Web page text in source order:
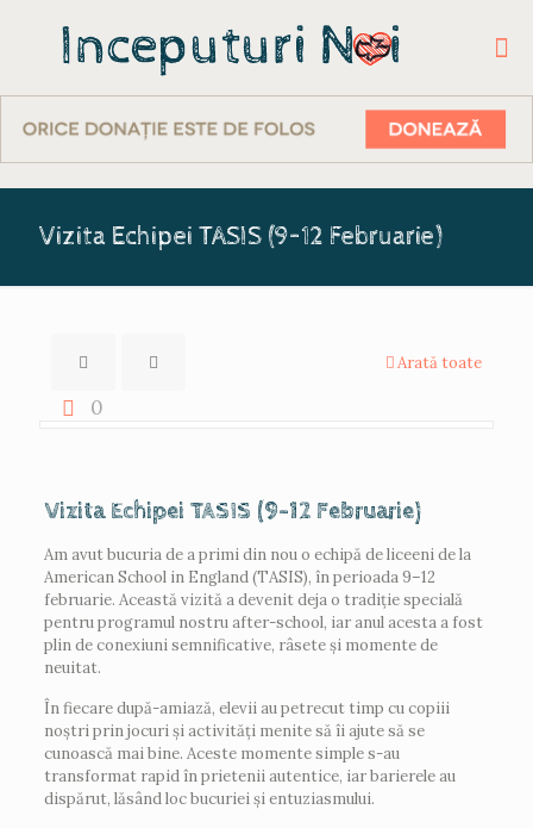
Vizita Echipei TASIS (9–12 Februarie)
Arată toate
0
Vizita Echipei TASIS (9–12 Februarie)
Am avut bucuria de a primi din nou o echipă de liceeni de la
American School in England (TASIS), în perioada 9–12
februarie. Această vizită a devenit deja o tradiție specială
pentru programul nostru after-school, iar anul acesta a fost
plin de conexiuni semnificative, râsete și momente de
neuitat.
În fiecare după-amiază, elevii au petrecut timp cu copiii
noștri prin jocuri și activități menite să îi ajute să se
cunoască mai bine. Aceste momente simple s-au
transformat rapid în prietenii autentice, iar barierele au
dispărut, lăsând loc bucuriei și entuziasmului.